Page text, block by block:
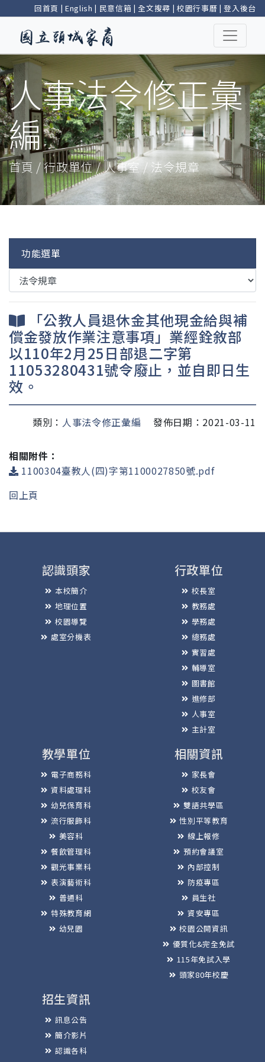
回首頁 | English | 民意信箱 |全文搜尋 | 校園行事曆 |登入後台
人事法令修正彙
編
首頁 / 行政單位 / 人事室 / 法令規章
功能選單
「公教人員退休金其他現金給與補
償金發放作業注意事項」業經銓敘部
以110年2月25日部退二字第
11053280431號令廢止，並自即日生
效。
類別： 人事法令修正彙編 發佈日期：2021-03-11
相關附件：
1100304臺教人(四)字第1100027850號.pdf
回上頁
認識頭家
本校簡介
地理位置
校園導覽
處室分機表
行政單位
校長室
教務處
學務處
總務處
實習處
輔導室
圖書館
進修部
人事室
主計室
教學單位
電子商務科
資料處理科
幼兒保育科
流行服飾科
美容科
餐飲管理科
觀光事業科
表演藝術科
普通科
特殊教育網
幼兒園
相關資訊
家長會
校友會
雙語共學區
性別平等教育
線上報修
預約會議室
內部控制
防疫專區
員生社
資安專區
校園公開資訊
優質化&完全免試
115年免試入學
頭家80年校慶
招生資訊
訊息公告
簡介影片
認識各科